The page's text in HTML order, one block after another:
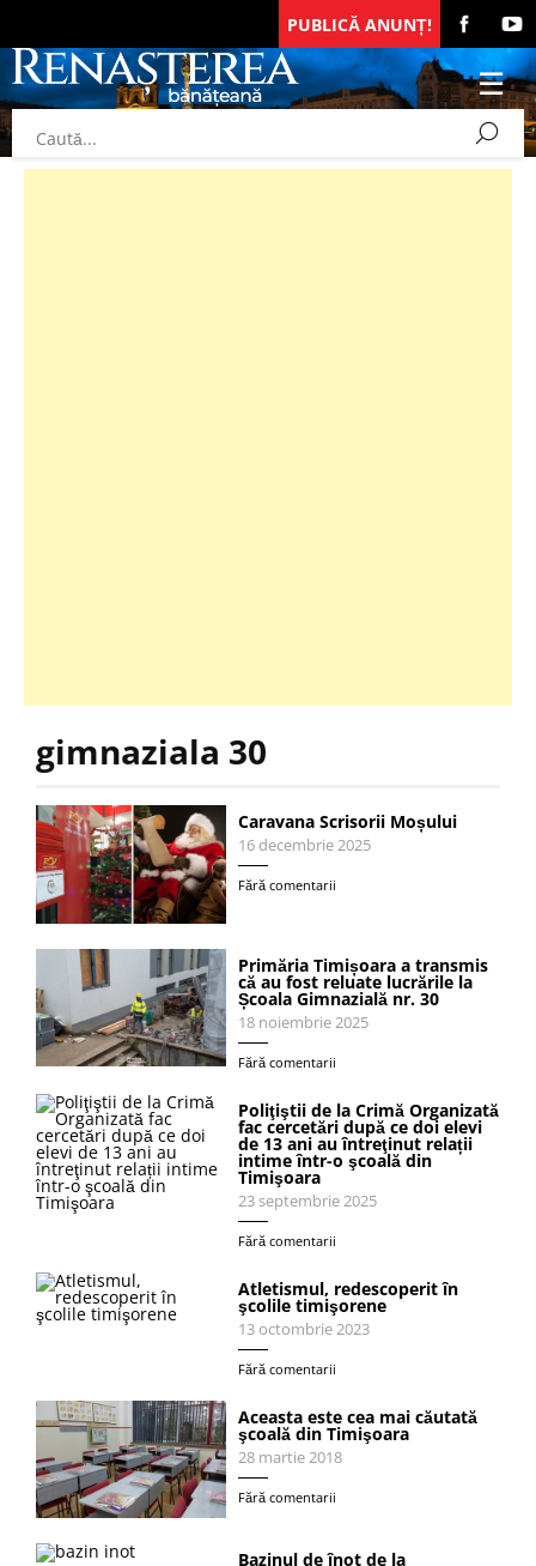
PUBLICĂ ANUNȚ!
gimnaziala 30
Caravana Scrisorii Moșului
16 decembrie 2025
Fără comentarii
Primăria Timișoara a transmis
că au fost reluate lucrările la
Școala Gimnazială nr. 30
18 noiembrie 2025
Fără comentarii
Poliţiştii de la Crimă Organizată
fac cercetări după ce doi elevi
de 13 ani au întreţinut relații
intime într-o şcoală din
Timişoara
23 septembrie 2025
Fără comentarii
Atletismul, redescoperit în
şcolile timişorene
13 octombrie 2023
Fără comentarii
Aceasta este cea mai căutată
şcoală din Timişoara
28 martie 2018
Fără comentarii
Bazinul de înot de la